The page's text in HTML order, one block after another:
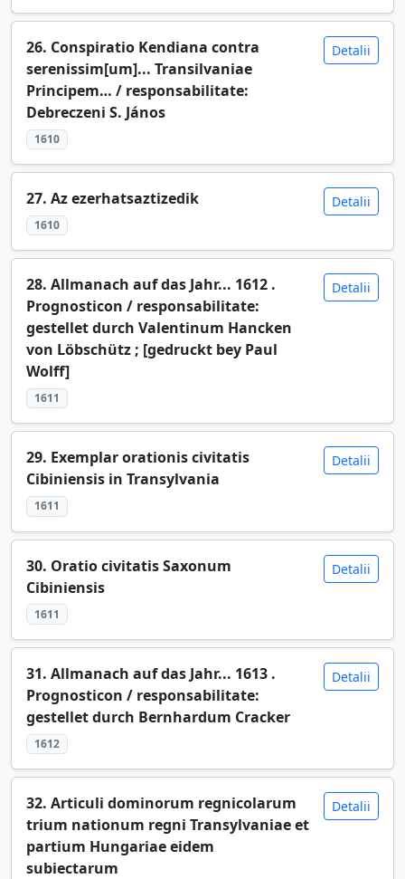
26. Conspiratio Kendiana contra
serenissim[um]... Transilvaniae
Principem… / responsabilitate:
Debreczeni S. János
1610
Detalii
27. Az ezerhatsaztizedik
1610
Detalii
28. Allmanach auf das Jahr... 1612 .
Prognosticon / responsabilitate:
gestellet durch Valentinum Hancken
von Löbschütz ; [gedruckt bey Paul
Wolff]
1611
Detalii
29. Exemplar orationis civitatis
Cibiniensis in Transylvania
1611
Detalii
30. Oratio civitatis Saxonum
Cibiniensis
1611
Detalii
31. Allmanach auf das Jahr... 1613 .
Prognosticon / responsabilitate:
gestellet durch Bernhardum Cracker
1612
Detalii
32. Articuli dominorum regnicolarum
trium nationum regni Transylvaniae et
partium Hungariae eidem
subiectarum
Detalii